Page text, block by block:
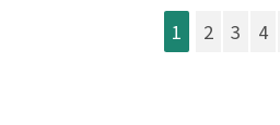
1 2 3 4